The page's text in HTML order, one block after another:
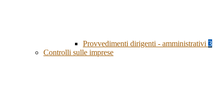
Provvedimenti dirigenti - amministrativi 3
Controlli sulle imprese